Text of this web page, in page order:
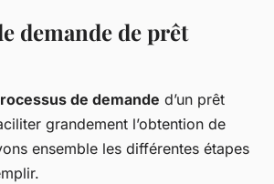
demande de prêt
de demande d’un prêt
grandement l’obtention de
ensemble les différentes étapes